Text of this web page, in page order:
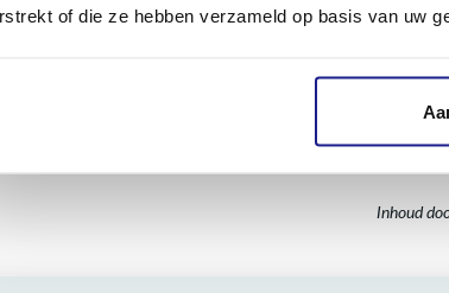
of die ze hebben verzameld op basis van uw
Inhoud